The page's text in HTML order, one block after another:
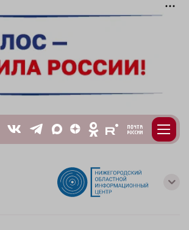
V T X Z O E m
с